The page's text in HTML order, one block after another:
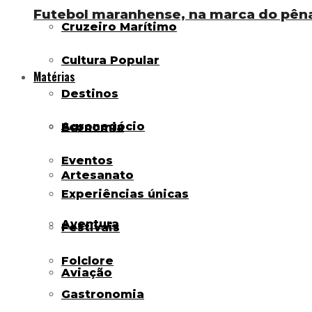
Cruzeiro Marítimo
Cultura Popular
Destinos
Economia
Eventos
Experiências únicas
Festivais
Folclore
Gastronomia
Futebol maranhense, na marca do
Matérias
Agronegócio
Artesanato
Aventura
Aviação